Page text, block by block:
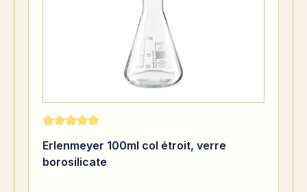
Note moyenne de 5 sur 5 étoiles
Erlenmeyer 100ml col étroit, verre
borosilicate